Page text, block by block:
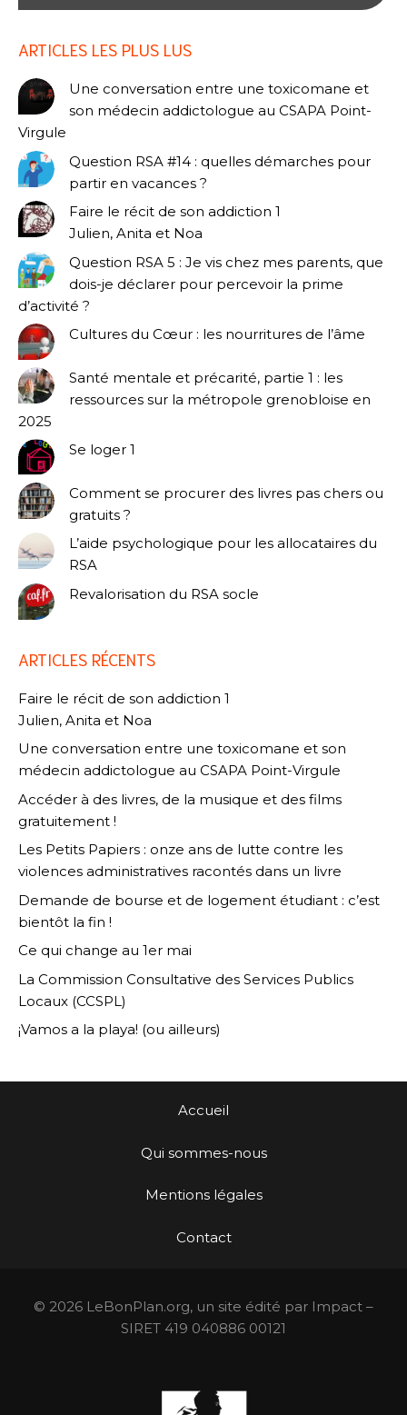
ARTICLES LES PLUS LUS
Une conversation entre une toxicomane et
son médecin addictologue au CSAPA Point-
Virgule
Question RSA #14 : quelles démarches pour
partir en vacances ?
Faire le récit de son addiction 1
Julien, Anita et Noa
Question RSA 5 : Je vis chez mes parents, que
dois-je déclarer pour percevoir la prime
d’activité ?
Cultures du Cœur : les nourritures de l’âme
Santé mentale et précarité, partie 1 : les
ressources sur la métropole grenobloise en
2025
Se loger 1
Comment se procurer des livres pas chers ou
gratuits ?
L’aide psychologique pour les allocataires du
RSA
Revalorisation du RSA socle
ARTICLES RÉCENTS
Faire le récit de son addiction 1
Julien, Anita et Noa
Une conversation entre une toxicomane et son
médecin addictologue au CSAPA Point-Virgule
Accéder à des livres, de la musique et des films
gratuitement !
Les Petits Papiers : onze ans de lutte contre les
violences administratives racontés dans un livre
Demande de bourse et de logement étudiant : c’est
bientôt la fin !
Ce qui change au 1er mai
La Commission Consultative des Services Publics
Locaux (CCSPL)
¡Vamos a la playa! (ou ailleurs)
Accueil
Qui sommes-nous
Mentions légales
Contact
© 2026 LeBonPlan.org, un site édité par Impact –
SIRET 419 040886 00121